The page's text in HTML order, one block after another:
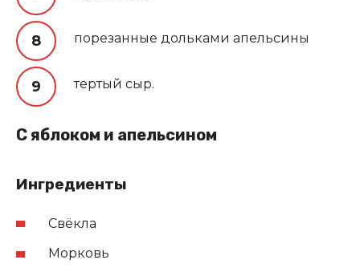
порезанные дольками апельсины
тертый сыр.
С яблоком и апельсином
Ингредиенты
Свёкла
Морковь